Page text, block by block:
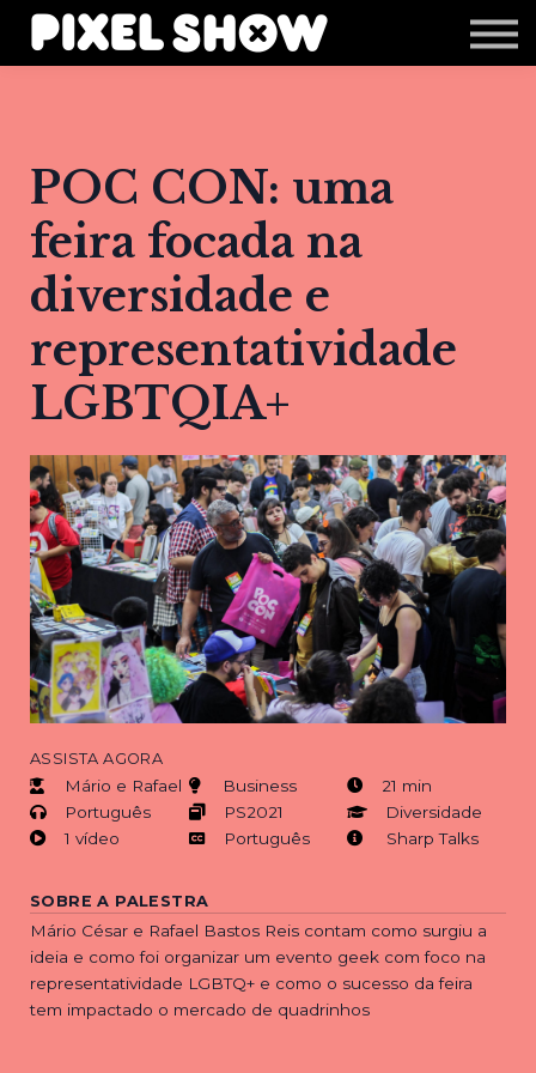
Shop
Revista Zupi
POC CON: uma
feira focada na
diversidade e
representatividade
LGBTQIA+
ASSISTA AGORA
Mário e Rafael Business
21 min
Português
PS2021
Diversidade
1 vídeo
Português Sharp Talks
SOBRE A PALESTRA
Mário César e Rafael Bastos Reis contam como surgiu a
ideia e como foi organizar um evento geek com foco na
representatividade LGBTQ+ e como o sucesso da feira
tem impactado o mercado de quadrinhos